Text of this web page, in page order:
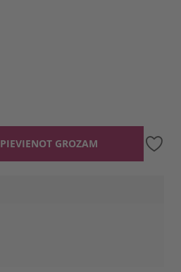
PIEVIENOT GROZAM